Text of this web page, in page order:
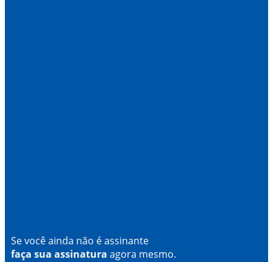
Se você ainda não é assinante
faça sua assinatura agora mesmo.